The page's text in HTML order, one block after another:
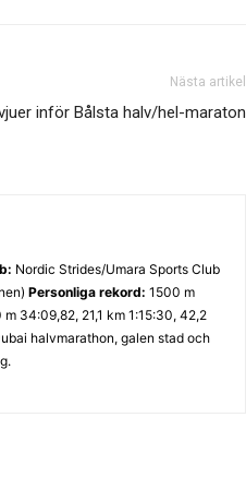
Nästa artikel
inför Bålsta halv/hel-maraton
Nordic Strides/Umara Sports Club
Personliga rekord: 1500 m
34:09,82, 21,1 km 1:15:30, 42,2
halvmarathon, galen stad och